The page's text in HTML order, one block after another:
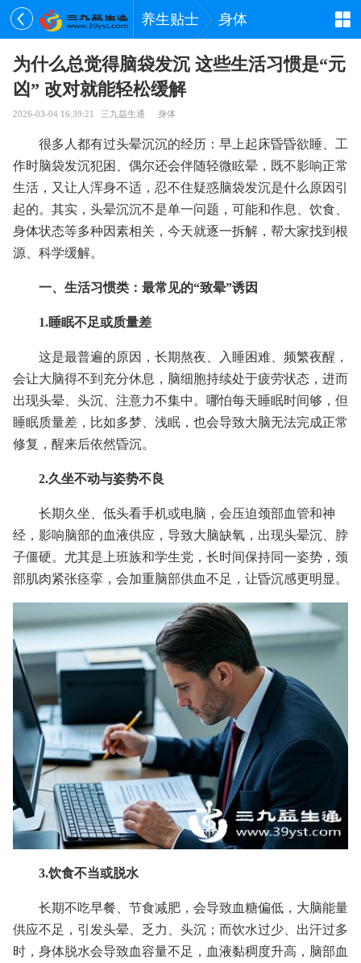
养生贴士 身体
为什么总觉得脑袋发沉 这些生活习惯是“元
凶” 改对就能轻松缓解
2026-03-04 16:39:21 三九益生通 身体
很多人都有过头晕沉沉的经历：早上起床昏昏欲睡、工
作时脑袋发沉犯困、偶尔还会伴随轻微眩晕，既不影响正常
生活，又让人浑身不适，忍不住疑惑脑袋发沉是什么原因引
起的。其实，头晕沉沉不是单一问题，可能和作息、饮食、
身体状态等多种因素相关，今天就逐一拆解，帮大家找到根
源、科学缓解。
一、生活习惯类：最常见的“致晕”诱因
1.睡眠不足或质量差
这是最普遍的原因，长期熬夜、入睡困难、频繁夜醒，
会让大脑得不到充分休息，脑细胞持续处于疲劳状态，进而
出现头晕、头沉、注意力不集中。哪怕每天睡眠时间够，但
睡眠质量差，比如多梦、浅眠，也会导致大脑无法完成正常
修复，醒来后依然昏沉。
2.久坐不动与姿势不良
长期久坐、低头看手机或电脑，会压迫颈部血管和神
经，影响脑部的血液供应，导致大脑缺氧，出现头晕沉、脖
子僵硬。尤其是上班族和学生党，长时间保持同一姿势，颈
部肌肉紧张痉挛，会加重脑部供血不足，让昏沉感更明显。
3.饮食不当或脱水
长期不吃早餐、节食减肥，会导致血糖偏低，大脑能量
供应不足，引发头晕、乏力、头沉；而饮水过少、出汗过多
时，身体脱水会导致血容量不足，血液黏稠度升高，脑部血